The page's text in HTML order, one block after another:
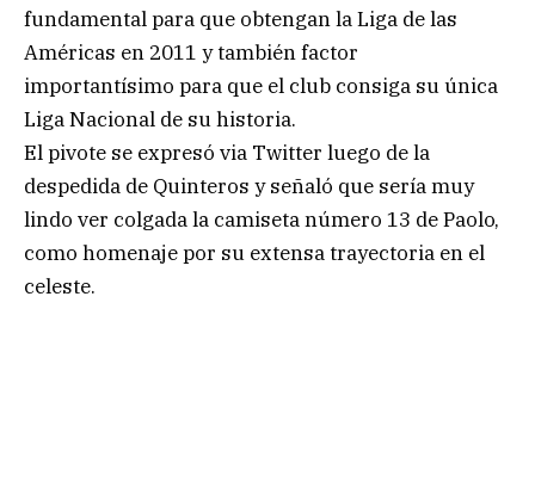
fundamental para que obtengan la Liga de las
Américas en 2011 y también factor
importantísimo para que el club consiga su única
Liga Nacional de su historia.
El pivote se expresó via Twitter luego de la
despedida de Quinteros y señaló que sería muy
lindo ver colgada la camiseta número 13 de Paolo,
como homenaje por su extensa trayectoria en el
celeste.